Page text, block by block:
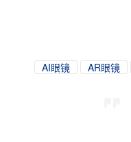
AI眼镜 AR眼镜